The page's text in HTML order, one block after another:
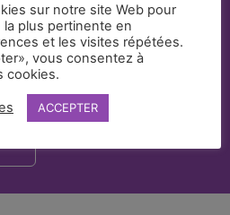
sur notre site Web pour
plus pertinente en
et les visites répétées.
vous consentez à
cookies.
ACCEPTER